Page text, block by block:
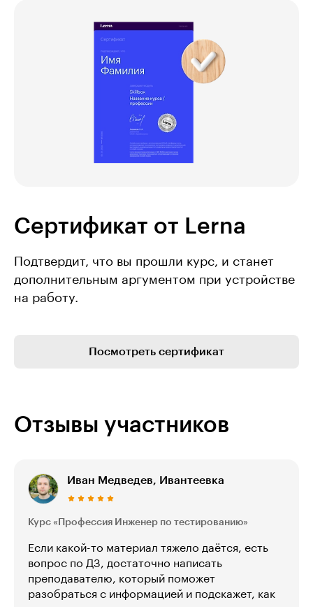
Сертификат от Lerna
Подтвердит, что вы прошли курс, и станет
дополнительным аргументом при устройстве
на работу.
Посмотреть сертификат
Отзывы участников
Иван Медведев, Ивантеевка
Курс «Профессия Инженер по тестированию»
Если какой-то материал тяжело даётся, есть
вопрос по ДЗ, достаточно написать
преподавателю, который поможет
разобраться с информацией и подскажет, как